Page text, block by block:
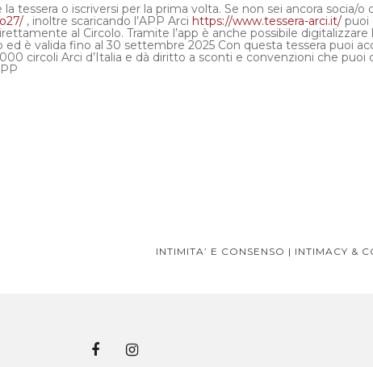
tessera o iscriversi per la prima volta. Se non sei ancora socia/o
, inoltre scaricando l’APP Arci https://www.tessera-arci.it/ puoi
al Circolo. Tramite l’app è anche possibile digitalizzare
è valida fino al 30 settembre 2025 Con questa tessera puoi
circoli Arci d’Italia e dà diritto a sconti e convenzioni che puoi
INTIMITA’ E CONSENSO | INTIMACY &